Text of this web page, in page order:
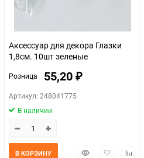
Аксессуар для декора Глазки
1,8см. 10шт зеленые
Розница 55,20 ₽
Артикул: 248041775
В наличии
БыстрыйДобавить
В КОРЗИНУ